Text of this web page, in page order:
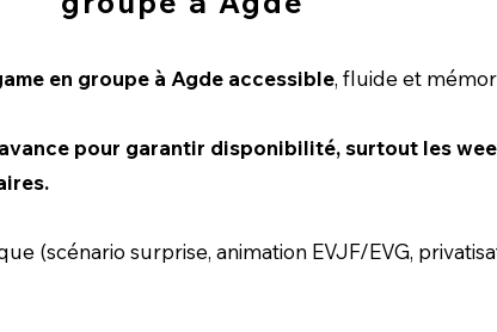
en groupe à Agde accessible, fluide et
pour garantir disponibilité, surtout les
(scénario surprise, animation EVJF/EVG,